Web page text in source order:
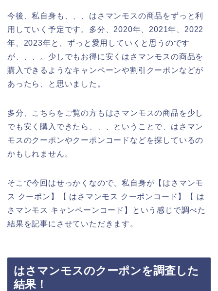
今後、私自身も、、、はさマンモスの商品をずっと利
用していく予定です。多分、2020年、2021年、2022
年、2023年と、ずっと愛用していくと思うのです
が、、、。少しでもお得に安くはさマンモスの商品を
購入できるようなキャンペーンや割引クーポンなどが
あったら、と思いました。
多分、こちらをご覧の方もはさマンモスの商品を少し
でも安く購入できたら、、、ということで、はさマン
モスのクーポンやクーポンコードなどを探しているの
かもしれません。
そこで今回はせっかくなので、私自身が【はさマンモ
ス クーポン】【 はさマンモス クーポンコード】【 は
さマンモス キャンペーンコード】という感じで調べた
結果を記事にさせていただきます。
はさマンモスのクーポンを調査した
結果！